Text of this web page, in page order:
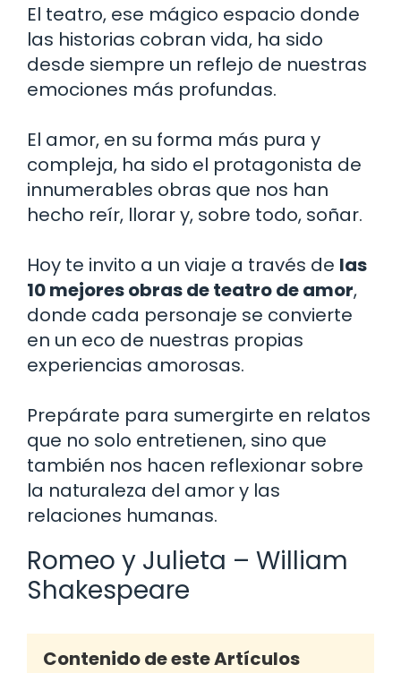
El teatro, ese mágico espacio donde
las historias cobran vida, ha sido
desde siempre un reflejo de nuestras
emociones más profundas.
El amor, en su forma más pura y
compleja, ha sido el protagonista de
innumerables obras que nos han
hecho reír, llorar y, sobre todo, soñar.
Hoy te invito a un viaje a través de las
10 mejores obras de teatro de amor,
donde cada personaje se convierte
en un eco de nuestras propias
experiencias amorosas.
Prepárate para sumergirte en relatos
que no solo entretienen, sino que
también nos hacen reflexionar sobre
la naturaleza del amor y las
relaciones humanas.
Romeo y Julieta – William
Shakespeare
Contenido de este Artículos